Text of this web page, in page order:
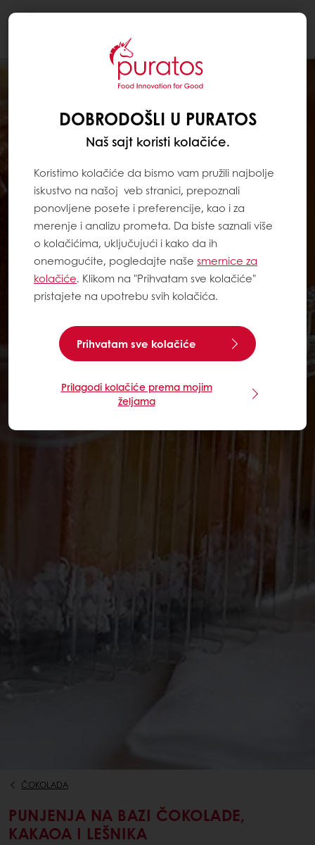
ČOKOLADA
PUNJENJA NA BAZI ČOKOLADE,
KAKAOA I LEŠNIKA
DOBRODOŠLI U PURATOS
Naš sajt koristi kolačiće.
Koristimo kolačiće da bismo vam pružili najbolje
iskustvo na našoj veb stranici, prepoznali
ponovljene posete i preferencije, kao i za
merenje i analizu prometa. Da biste saznali više
o kolačićima, uključujući i kako da ih
onemogućite, pogledajte naše smernice za
kolačiće. Klikom na "Prihvatam sve kolačiće"
pristajete na upotrebu svih kolačića.
Prihvatam sve kolačiće
Prilagodi kolačiće prema mojim
željama